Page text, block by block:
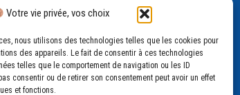
Votre vie privée, vos choix
nous utilisons des technologies telles que les cookies pour
des appareils. Le fait de consentir à ces technologies
telles que le comportement de navigation ou les ID
consentir ou de retirer son consentement peut avoir un effet
et fonctions.